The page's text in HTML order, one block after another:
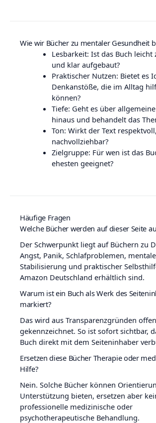
Wie wir Bücher zu mentaler Gesundheit
Lesbarkeit: Ist das Buch leicht
und klar aufgebaut?
Praktischer Nutzen: Bietet es
Denkanstöße, die im Alltag
können?
Tiefe: Geht es über
hinaus und behandelt das
Ton: Wirkt der Text
nachvollziehbar?
Zielgruppe: Für wen ist das
ehesten geeignet?
Häufige Fragen
Welche Bücher werden auf dieser Seite
Der Schwerpunkt liegt auf Büchern zu
Angst, Panik, Schlafproblemen,
Stabilisierung und praktischer
Amazon Deutschland erhältlich sind.
Warum ist ein Buch als Werk des
markiert?
Das wird aus Transparenzgründen offen
gekennzeichnet. So ist sofort sichtbar,
Buch direkt mit dem Seiteninhaber
Ersetzen diese Bücher Therapie oder
Hilfe?
Nein. Solche Bücher können
Unterstützung bieten, ersetzen aber
professionelle medizinische oder
psychotherapeutische Behandlung.